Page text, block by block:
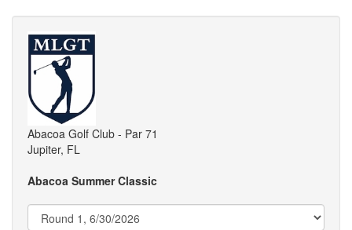
Abacoa Golf Club - Par 71
Jupiter, FL
Abacoa Summer Classic